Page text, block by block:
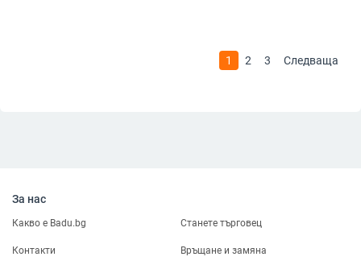
1 2 3 Следваща
За нас
Какво е Badu.bg Станете търговец
Контакти Връщане и замяна